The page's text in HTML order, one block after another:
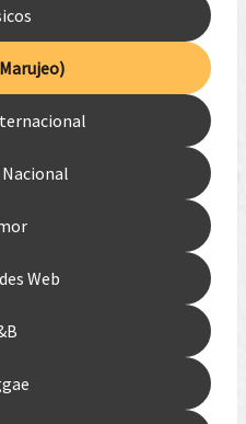
Web